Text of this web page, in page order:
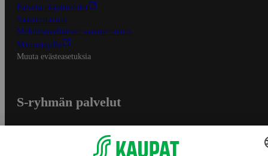
Palvelun käyttöehdot
Saavutettavuus
Mobiilisovelluksen saavutettavuus
Mainostajalle
Muuta evästeasetuksia
S-ryhmän palvelut